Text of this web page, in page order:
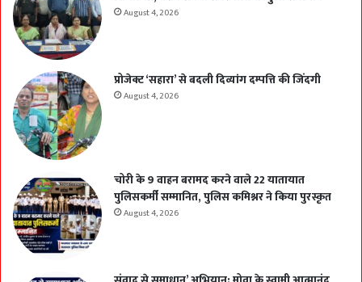
August 4, 2026
प्रोजेक्ट ‘सहारा’ से बदली दिव्यांग दम्पत्ति की जिंदगी
August 4, 2026
चोरी के 9 वाहन बरामद करने वाले 22 यातायात
पुलिसकर्मी सम्मानित, पुलिस कमिश्नर ने किया पुरस्कृत
August 4, 2026